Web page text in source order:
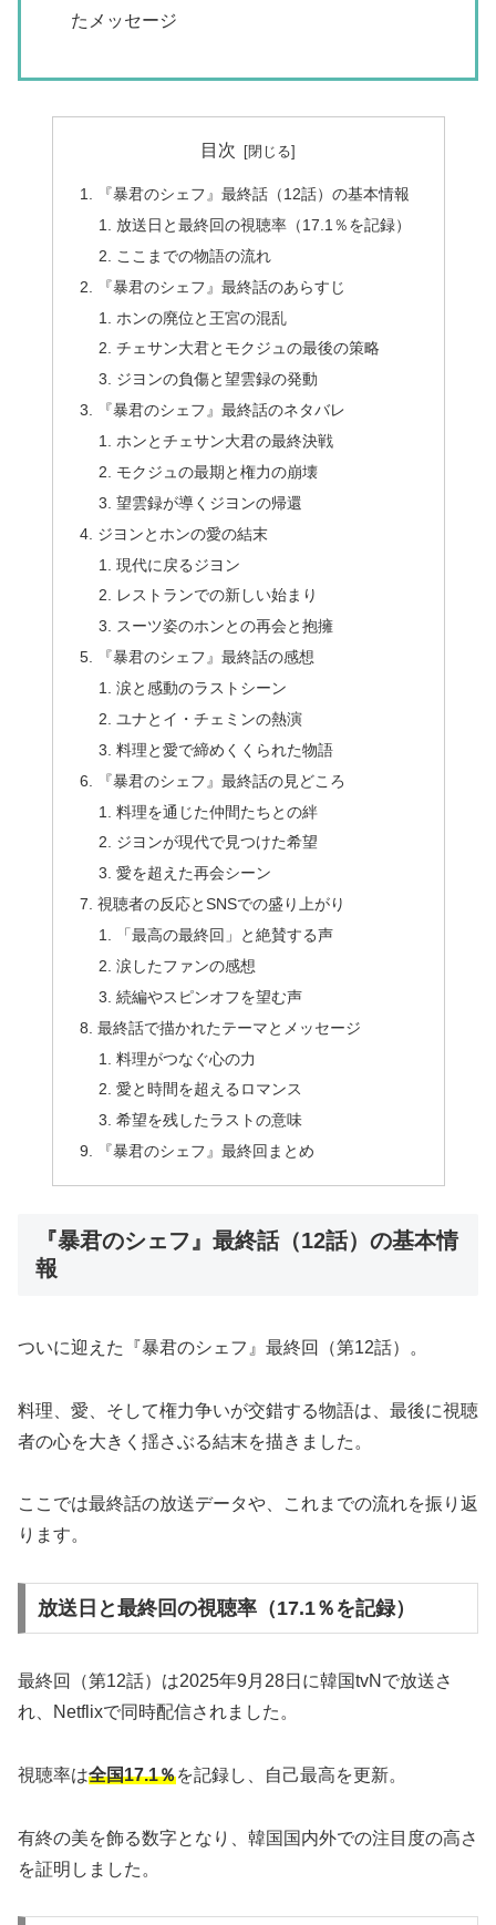
たメッセージ
目次
『暴君のシェフ』最終話（12話）の基本情報
放送日と最終回の視聴率（17.1％を記録）
ここまでの物語の流れ
『暴君のシェフ』最終話のあらすじ
ホンの廃位と王宮の混乱
チェサン大君とモクジュの最後の策略
ジヨンの負傷と望雲録の発動
『暴君のシェフ』最終話のネタバレ
ホンとチェサン大君の最終決戦
モクジュの最期と権力の崩壊
望雲録が導くジヨンの帰還
ジヨンとホンの愛の結末
現代に戻るジヨン
レストランでの新しい始まり
スーツ姿のホンとの再会と抱擁
『暴君のシェフ』最終話の感想
涙と感動のラストシーン
ユナとイ・チェミンの熱演
料理と愛で締めくくられた物語
『暴君のシェフ』最終話の見どころ
料理を通じた仲間たちとの絆
ジヨンが現代で見つけた希望
愛を超えた再会シーン
視聴者の反応とSNSでの盛り上がり
「最高の最終回」と絶賛する声
涙したファンの感想
続編やスピンオフを望む声
最終話で描かれたテーマとメッセージ
料理がつなぐ心の力
愛と時間を超えるロマンス
希望を残したラストの意味
『暴君のシェフ』最終回まとめ
『暴君のシェフ』最終話（12話）の基本情
報
ついに迎えた『暴君のシェフ』最終回（第12話）。
料理、愛、そして権力争いが交錯する物語は、最後に視聴
者の心を大きく揺さぶる結末を描きました。
ここでは最終話の放送データや、これまでの流れを振り返
ります。
放送日と最終回の視聴率（17.1％を記録）
最終回（第12話）は2025年9月28日に韓国tvNで放送さ
れ、Netflixで同時配信されました。
視聴率は全国17.1％を記録し、自己最高を更新。
有終の美を飾る数字となり、韓国国内外での注目度の高さ
を証明しました。